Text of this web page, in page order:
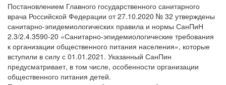
Постановлением Главного государственного санитарного
врача Российской Федерации от 27.10.2020 № 32 утверждены
санитарно-эпидемиологических правила и нормы СанПиН
2.3/2.4.3590-20 «Санитарно-эпидемиологические требования
к организации общественного питания населения», которые
вступили в силу с 01.01.2021. Указанный СанПин
предусматривает, в том числе, особенности организации
общественного питания детей.